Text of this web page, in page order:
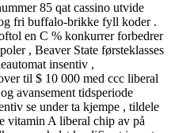
85 qat cassino utvide
fri buffalo-brikke fyll koder .
en C % konkurrer forbedrer
, Beaver State førsteklasses
insentiv ,
til $ 10 000 med ccc liberal
avansement tidsperiode
se under ta kjempe , tildele
vitamin A liberal chip av på